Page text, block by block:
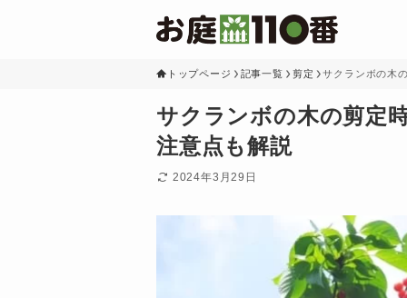
トップページ 記事一覧 剪定 サクランボの木
サクランボの木の剪定
注意点も解説
2024年3月29日